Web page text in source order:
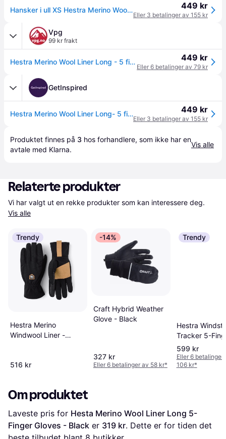
Hansker i ull XS Hestra Merino Wool Liner Long 5F 6 100 449 kr
Eller 3 betalinger av 155 kr
Vpg
99 kr frakt
Hestra Merino Wool Liner Long - 5 finger black 11 449 kr
Eller 6 betalinger av 79 kr
GetInspired
Hestra Merino Wool Liner Long- 5 finger 449 kr
Eller 3 betalinger av 155 kr
Produktet finnes på 3 hos forhandlere, som ikke har en
avtale med Klarna.
Vis alle
Relaterte produkter
Vis alle
Trendy
Hestra Merino
Windwool Liner -
516 kr
-14%
Craft Hybrid Weather
Glove - Black
327 kr
Eller 6 betalinger av 58 kr*
Trendy
Hestra
Tracker 5-
Black
599 kr
Eller 6 betalinger
106 kr*
Om produktet
Laveste pris for Hesta Merino Wool Liner Long 5-
Finger Gloves - Black er 319 kr. Dette er for tiden det